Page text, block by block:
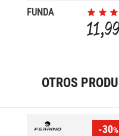
FUNDA
OTROS
-30%